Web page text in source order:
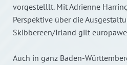
vorgestelllt. Mit Adrienne
Perspektive über die
Skibbereen/Irland gilt
Auch in ganz Baden-